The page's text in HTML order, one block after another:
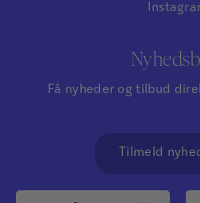
Få nyheder og tilbud
Tilmeld